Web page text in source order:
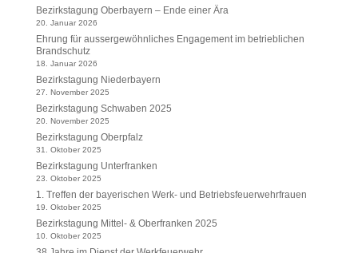
Bezirkstagung Oberbayern – Ende einer Ära
20. Januar 2026
Ehrung für aussergewöhnliches Engagement im betrieblichen
Brandschutz
18. Januar 2026
Bezirkstagung Niederbayern
27. November 2025
Bezirkstagung Schwaben 2025
20. November 2025
Bezirkstagung Oberpfalz
31. Oktober 2025
Bezirkstagung Unterfranken
23. Oktober 2025
1. Treffen der bayerischen Werk- und Betriebsfeuerwehrfrauen
19. Oktober 2025
Bezirkstagung Mittel- & Oberfranken 2025
10. Oktober 2025